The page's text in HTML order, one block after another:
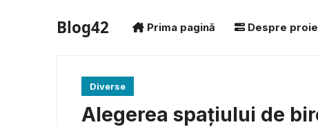
Blog42 Prima pagină Despre
Diverse
Alegerea spațiului de